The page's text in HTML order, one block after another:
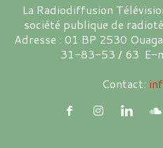
La Radiodiffusion
société publique de
Adresse : 01 BP 2530
31-83-53 / 63 E-
Contact: